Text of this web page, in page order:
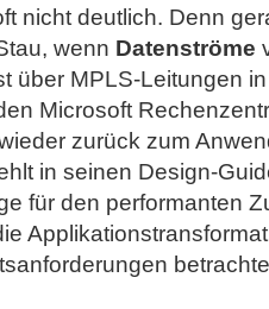
nicht deutlich. Denn
wenn Datenströme
über MPLS-Leitungen
Microsoft
zurück zum
in seinen Design-
für den performanten